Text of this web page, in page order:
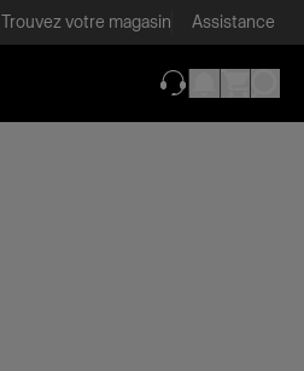
Trouvez votre magasin Assistance